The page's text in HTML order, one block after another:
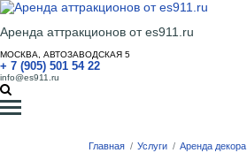
Аренда аттракционов от es911.ru
МОСКВА, АВТОЗАВОДСКАЯ 5
+ 7 (905) 501 54 22
info@es911.ru
Главная / Услуги / Аренда декора